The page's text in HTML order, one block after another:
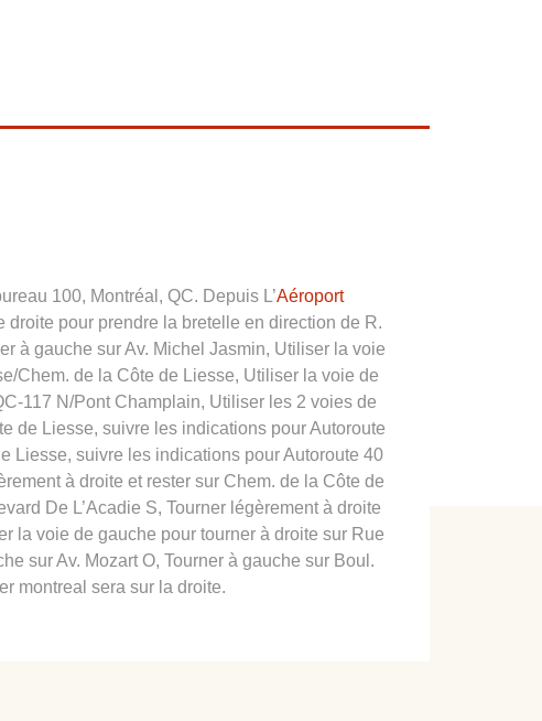
100, Montréal, QC. Depuis L’Aéroport
pour prendre la bretelle en direction de R.
à gauche sur Av. Michel Jasmin, Utiliser la voie
Chem. de la Côte de Liesse, Utiliser la voie de
117 N/Pont Champlain, Utiliser les 2 voies de
de Liesse, suivre les indications pour Autoroute
Liesse, suivre les indications pour Autoroute 40
à droite et rester sur Chem. de la Côte de
De L’Acadie S, Tourner légèrement à droite
la voie de gauche pour tourner à droite sur Rue
sur Av. Mozart O, Tourner à gauche sur Boul.
montreal sera sur la droite.